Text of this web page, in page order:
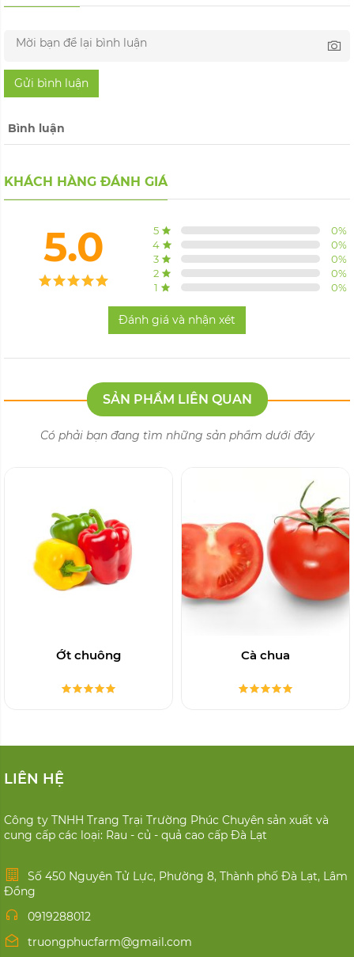
Gửi bình luận
Bình luận
KHÁCH HÀNG ĐÁNH GIÁ
5.0 5 0%
4
0%
3
0%
2
0%
1
0%
Đánh giá và nhận xét
SẢN PHẨM LIÊN QUAN
Có phải bạn đang tìm những sản phẩm dưới đây
Ớt chuông Cà chua
LIÊN HỆ
Công ty TNHH Trang Trại Trường Phúc Chuyên sản xuất và
cung cấp các loại: Rau - củ - quả cao cấp Đà Lạt
Số 450 Nguyên Tử Lực, Phường 8, Thành phố Đà Lạt, Lâm
Đồng
0919288012
truongphucfarm@gmail.com